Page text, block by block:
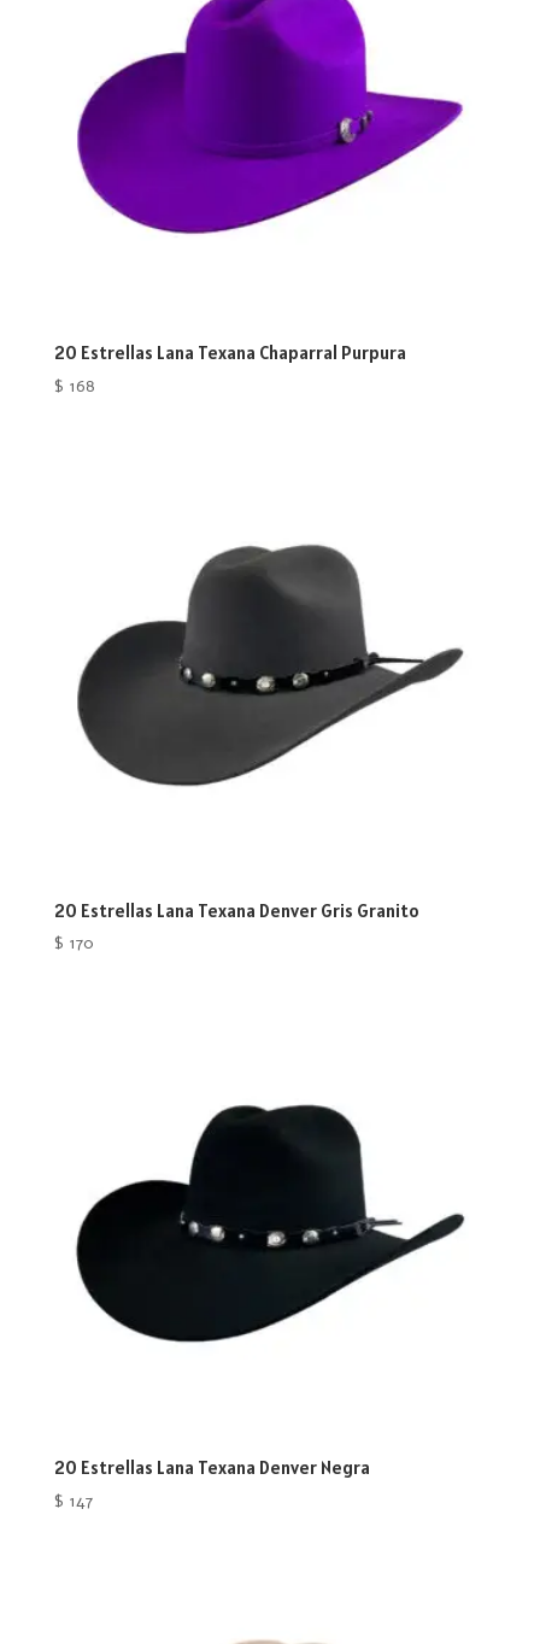
20 Estrellas Lana Texana Chaparral Purpura
$ 168
20 Estrellas Lana Texana Denver Gris Granito
$ 170
20 Estrellas Lana Texana Denver Negra
$ 147